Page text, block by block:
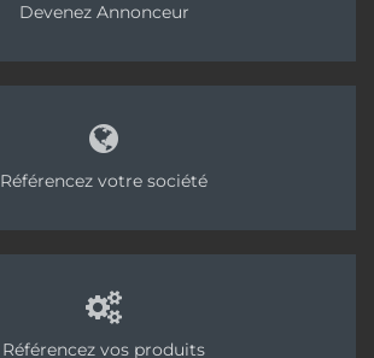
Devenez Annonceur
Référencez votre société
Référencez vos produits